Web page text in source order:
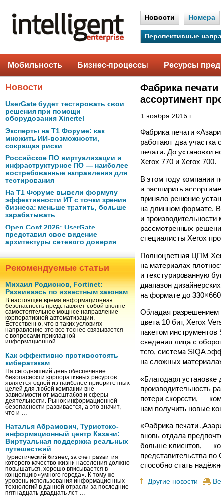
Новости Номера
Перспективные
Мобильность Бизнес-процессы Ресурсы
Новости
UserGate будет тестировать свои
решения при помощи
оборудования Xinertel
Эксперты на Т1 Форуме: как
множить ИИ-возможности,
сокращая риски
Российское ПО виртуализации и
инфраструктурное ПО — наиболее
востребованные направления для
тестирования
На Т1 Форуме вывели формулу
эффективности ИТ с точки зрения
бизнеса: меньше тратить, больше
зарабатывать
Open Conf 2026: UserGate
представил свое видение
архитектуры сетевого доверия
Рекомендуемые статьи
Михаил Родионов, Fortinet:
Развиваясь по известным законам
В настоящее время информационная
безопасность представляет собой вполне
самостоятельное мощное направление
корпоративной автоматизации.
Естественно, что в таких условиях
направление это все теснее связывается
с вопросами прикладной
информационной …
Как эффективно противостоять
кибератакам
На сегодняшний день обеспечение
безопасности корпоративных ресурсов
является одной из наиболее приоритетных
целей для любой компании вне
зависимости от масштабов и сферы
деятельности. Рынок информационной
безопасности развивается, а это значит,
что и …
Наталья Абрамович, Туристско-
информационный центр Казани:
Виртуальная поддержка реальных
путешествий
Туристический бизнес, за счет развития
которого качество жизни населения должно
повышаться, хорошо вписывается в
концепцию «умного города». К тому же
уровень использования информационных
технологий в данной отрасли за последние
пятнадцать-двадцать лет …
Фабрика
ассортимент
1 ноября 2016 г.
Фабрика печати
работают два участка
печати. До установки
Xerox 770 и Xerox 700.
В этом году компании
и расширить
приняло решение
на длинном формате. В
и
рассмотренных
специалисты Xerox
Полноцветная ЦПМ
на материалах
и текстурированную
диапазон
на формате до
Обладая разрешением
цвета 10 бит, Xerox
пакетом инструментов
сведения лица с
того, система SIQA
на сложных
«Благодаря
производительность
потери скорости, —
нам получить новые
«Фабрика печати
вновь отдала
больше клиентов, —
представительства
способно стать
Другие новости